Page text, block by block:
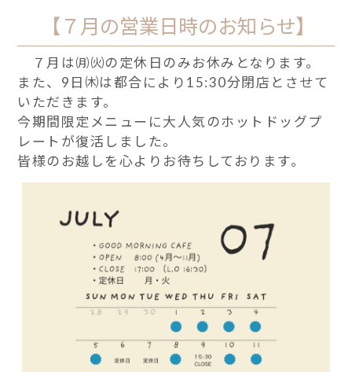
【７月の営業日時のお知らせ】
７月は㈪㈫の定休日のみお休みとなります。
また、9日㈭は都合により15:30分閉店とさせて
いただきます。
今期間限定メニューに大人気のホットドッグプ
レートが復活しました。
皆様のお越しを心よりお待ちしております。